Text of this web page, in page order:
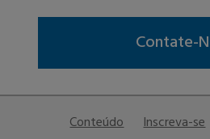
Contate-
Conteúdo Inscreva-se